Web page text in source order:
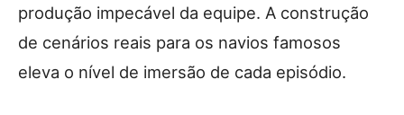
produção impecável da equipe. A construção
de cenários reais para os navios famosos
eleva o nível de imersão de cada episódio.